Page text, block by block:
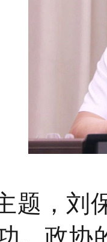
题，刘